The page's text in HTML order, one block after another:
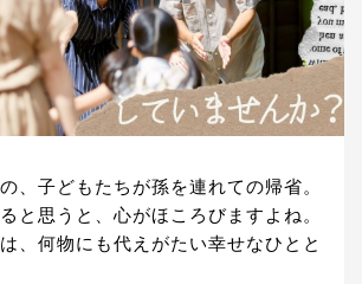
、子どもたちが孫を連れての帰省。
と思うと、心がほころびますよね。
、何物にも代えがたい幸せなひとと